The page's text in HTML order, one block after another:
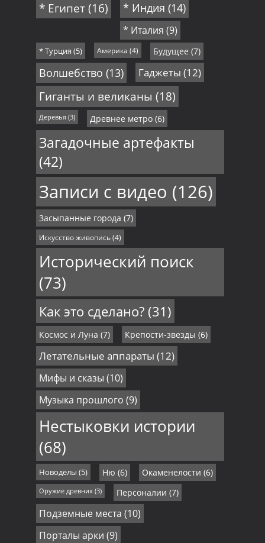
* Египет(16) * Индия (14)
* Италия (9)
* Турция (5) Америка (4) Будущее (7)
Волшебство (13) Гаджеты (12)
Гиганты и великаны (18)
Деревья(3) Древнее метро(6)
Загадочные артефакты
(42)
Записи с видео (126)
Засыпанные города (7)
Искусство живопись(4)
Исторический поиск
(73)
Как это сделано?(31)
Космос и Луна (7) Крепости-звезды (6)
Летательные аппараты (12)
Мифы и сказы (10)
Музыка прошлого (9)
Нестыковки истории
(68)
Новоделы (5) Ню (6) Окаменелости (6)
Оружие древних(3) Персоналии (7)
Подземные места (10)
Порталы арки (9)